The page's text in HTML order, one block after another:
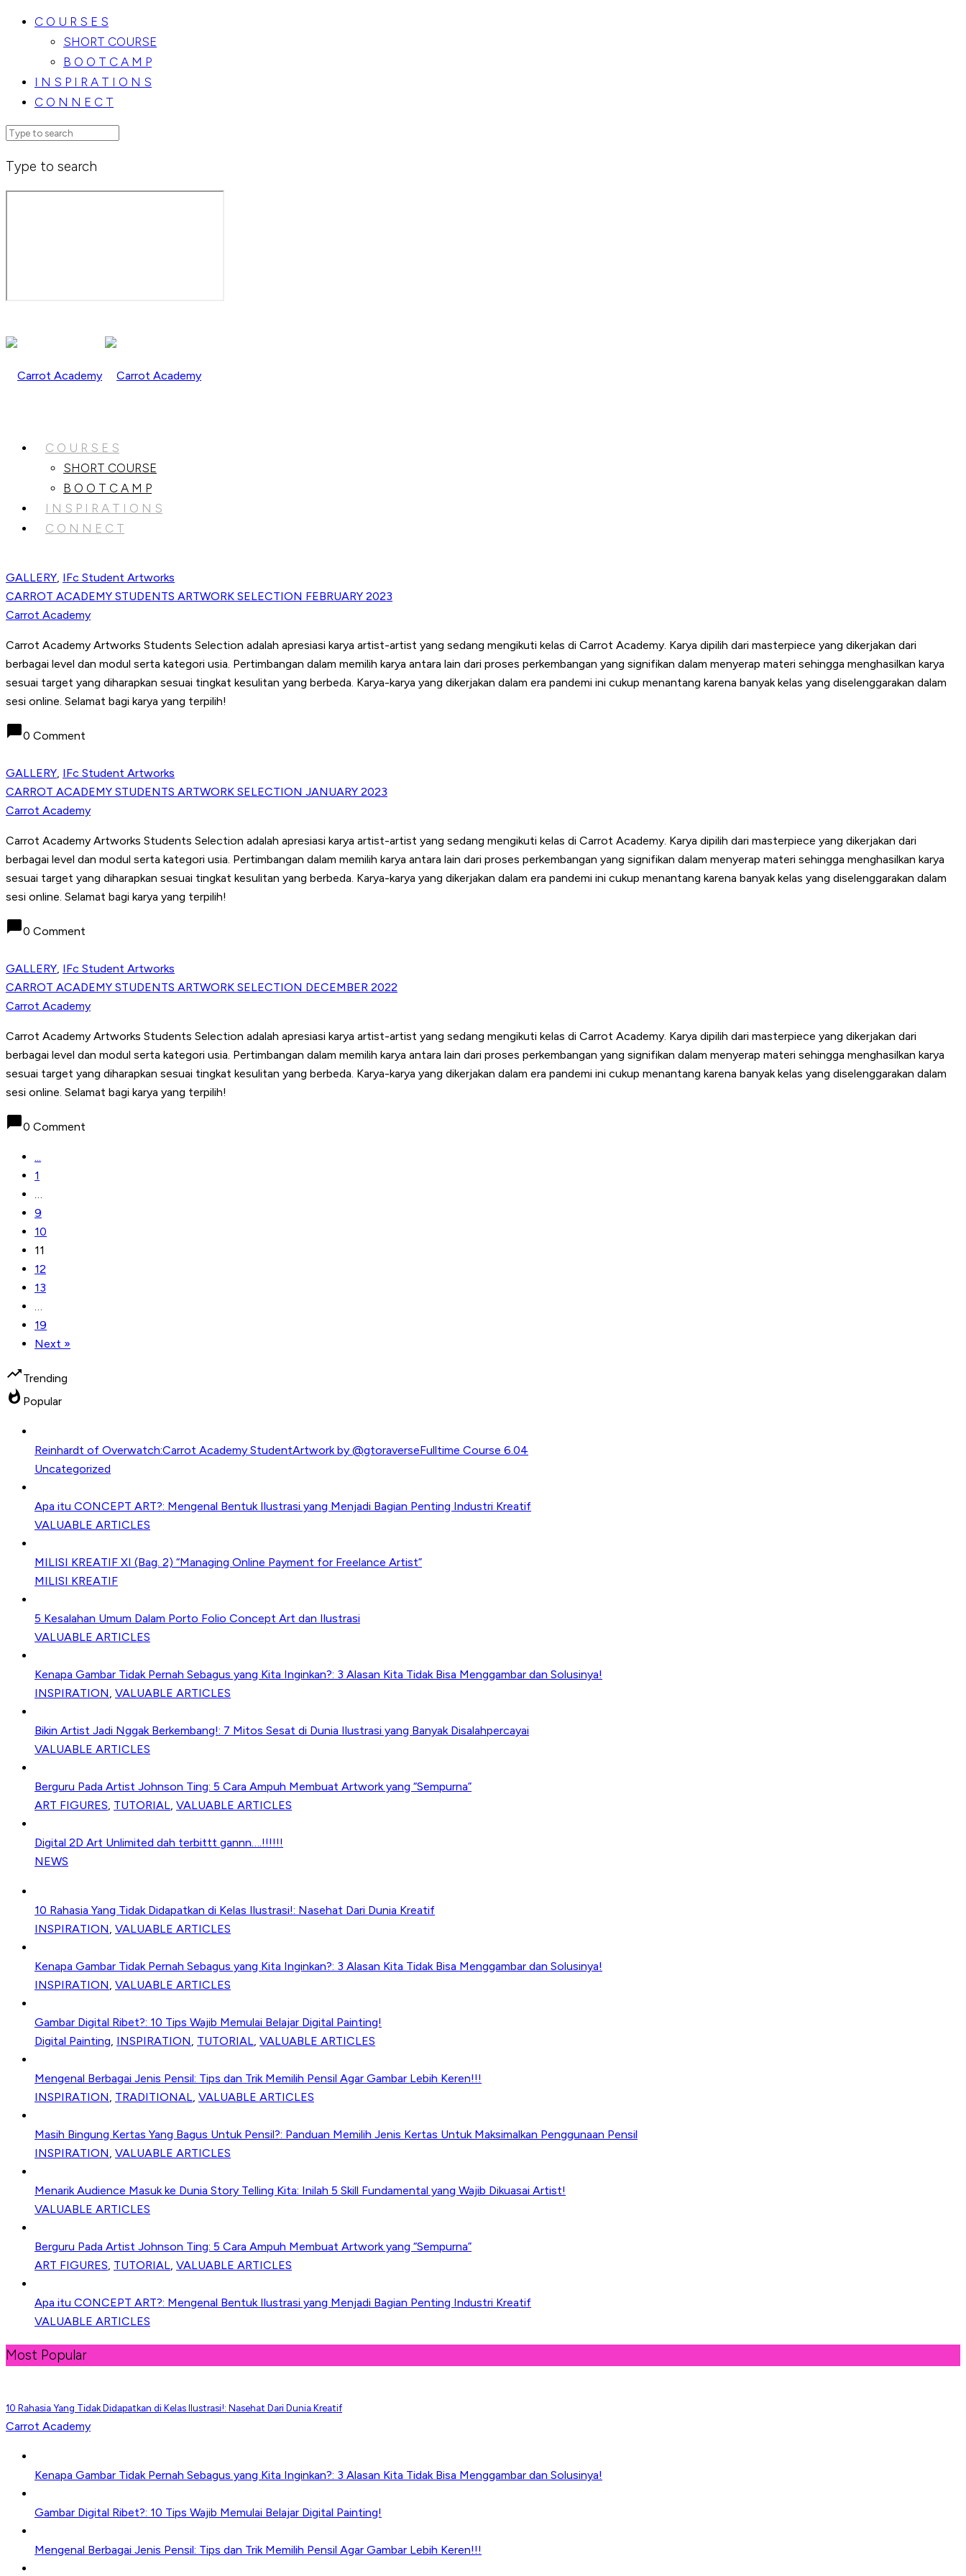
C O U R S E S
SHORT COURSE
B O O T C A M P
I N S P I R A T I O N S
C O N N E C T
Type to search
C O U R S E S
SHORT COURSE
B O O T C A M P
I N S P I R A T I O N S
C O N N E C T
GALLERY, IFc Student Artworks
CARROT ACADEMY STUDENTS ARTWORK SELECTION FEBRUARY 2023
Carrot Academy
Carrot Academy Artworks Students Selection adalah apresiasi karya artist-artist yang sedang mengikuti kelas di Carrot Academy. Karya dipilih dari masterpiece yang dikerjakan dari
berbagai level dan modul serta kategori usia. Pertimbangan dalam memilih karya antara lain dari proses perkembangan yang signifikan dalam menyerap materi sehingga menghasilkan karya
sesuai target yang diharapkan sesuai tingkat kesulitan yang berbeda. Karya-karya yang dikerjakan dalam era pandemi ini cukup menantang karena banyak kelas yang diselenggarakan dalam
sesi online. Selamat bagi karya yang terpilih!
chat_bubble0 Comment
GALLERY, IFc Student Artworks
CARROT ACADEMY STUDENTS ARTWORK SELECTION JANUARY 2023
Carrot Academy
Carrot Academy Artworks Students Selection adalah apresiasi karya artist-artist yang sedang mengikuti kelas di Carrot Academy. Karya dipilih dari masterpiece yang dikerjakan dari
berbagai level dan modul serta kategori usia. Pertimbangan dalam memilih karya antara lain dari proses perkembangan yang signifikan dalam menyerap materi sehingga menghasilkan karya
sesuai target yang diharapkan sesuai tingkat kesulitan yang berbeda. Karya-karya yang dikerjakan dalam era pandemi ini cukup menantang karena banyak kelas yang diselenggarakan dalam
sesi online. Selamat bagi karya yang terpilih!
chat_bubble0 Comment
GALLERY, IFc Student Artworks
CARROT ACADEMY STUDENTS ARTWORK SELECTION DECEMBER 2022
Carrot Academy
Carrot Academy Artworks Students Selection adalah apresiasi karya artist-artist yang sedang mengikuti kelas di Carrot Academy. Karya dipilih dari masterpiece yang dikerjakan dari
berbagai level dan modul serta kategori usia. Pertimbangan dalam memilih karya antara lain dari proses perkembangan yang signifikan dalam menyerap materi sehingga menghasilkan karya
sesuai target yang diharapkan sesuai tingkat kesulitan yang berbeda. Karya-karya yang dikerjakan dalam era pandemi ini cukup menantang karena banyak kelas yang diselenggarakan dalam
sesi online. Selamat bagi karya yang terpilih!
chat_bubble0 Comment
...
1
…
9
10
11
12
13
…
19
Next »
trending_upTrending
whatshot Popular
Reinhardt of Overwatch:Carrot Academy StudentArtwork by @gtoraverseFulltime Course 6.04
Uncategorized
Apa itu CONCEPT ART?: Mengenal Bentuk Ilustrasi yang Menjadi Bagian Penting Industri Kreatif
VALUABLE ARTICLES
MILISI KREATIF XI (Bag. 2) “Managing Online Payment for Freelance Artist”
MILISI KREATIF
5 Kesalahan Umum Dalam Porto Folio Concept Art dan Ilustrasi
VALUABLE ARTICLES
Kenapa Gambar Tidak Pernah Sebagus yang Kita Inginkan?: 3 Alasan Kita Tidak Bisa Menggambar dan Solusinya!
INSPIRATION, VALUABLE ARTICLES
Bikin Artist Jadi Nggak Berkembang!: 7 Mitos Sesat di Dunia Ilustrasi yang Banyak Disalahpercayai
VALUABLE ARTICLES
Berguru Pada Artist Johnson Ting: 5 Cara Ampuh Membuat Artwork yang “Sempurna”
ART FIGURES, TUTORIAL, VALUABLE ARTICLES
Digital 2D Art Unlimited dah terbittt gannn….!!!!!!
NEWS
10 Rahasia Yang Tidak Didapatkan di Kelas Ilustrasi!: Nasehat Dari Dunia Kreatif
INSPIRATION, VALUABLE ARTICLES
Kenapa Gambar Tidak Pernah Sebagus yang Kita Inginkan?: 3 Alasan Kita Tidak Bisa Menggambar dan Solusinya!
INSPIRATION, VALUABLE ARTICLES
Gambar Digital Ribet?: 10 Tips Wajib Memulai Belajar Digital Painting!
Digital Painting, INSPIRATION, TUTORIAL, VALUABLE ARTICLES
Mengenal Berbagai Jenis Pensil: Tips dan Trik Memilih Pensil Agar Gambar Lebih Keren!!!
INSPIRATION, TRADITIONAL, VALUABLE ARTICLES
Masih Bingung Kertas Yang Bagus Untuk Pensil?: Panduan Memilih Jenis Kertas Untuk Maksimalkan Penggunaan Pensil
INSPIRATION, VALUABLE ARTICLES
Menarik Audience Masuk ke Dunia Story Telling Kita: Inilah 5 Skill Fundamental yang Wajib Dikuasai Artist!
VALUABLE ARTICLES
Berguru Pada Artist Johnson Ting: 5 Cara Ampuh Membuat Artwork yang “Sempurna”
ART FIGURES, TUTORIAL, VALUABLE ARTICLES
Apa itu CONCEPT ART?: Mengenal Bentuk Ilustrasi yang Menjadi Bagian Penting Industri Kreatif
VALUABLE ARTICLES
Most Popular
10 Rahasia Yang Tidak Didapatkan di Kelas Ilustrasi!: Nasehat Dari Dunia Kreatif
Carrot Academy
Kenapa Gambar Tidak Pernah Sebagus yang Kita Inginkan?: 3 Alasan Kita Tidak Bisa Menggambar dan Solusinya!
Gambar Digital Ribet?: 10 Tips Wajib Memulai Belajar Digital Painting!
Mengenal Berbagai Jenis Pensil: Tips dan Trik Memilih Pensil Agar Gambar Lebih Keren!!!